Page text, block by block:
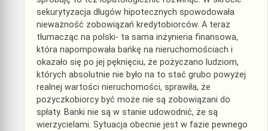
sekurytyzacja długów hipotecznych spowodowała
nieważność zobowiązań kredytobiorców. A teraz
tłumacząc na polski- ta sama inżynieria finansowa,
która napompowała bańkę na nieruchomościach i
okazało się po jej pęknięciu, że pożyczano ludziom,
których absolutnie nie było na to stać grubo powyżej
realnej wartości nieruchomości, sprawiła, że
pożyczkobiorcy być może nie są zobowiązani do
spłaty. Banki nie są w stanie udowodnić, że są
wierzycielami. Sytuacja obecnie jest w fazie pewnego